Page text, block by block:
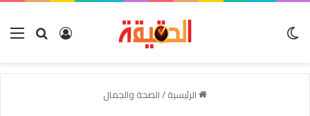
بحث عنتسجيل
الرئيسية/الصحة والجمال